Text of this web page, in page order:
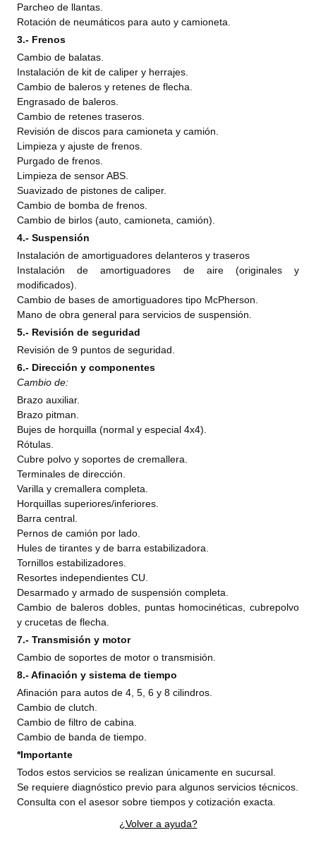
Parcheo de llantas.
Rotación de neumáticos para auto y camioneta.
3.- Frenos
Cambio de balatas.
Instalación de kit de caliper y herrajes.
Cambio de baleros y retenes de flecha.
Engrasado de baleros.
Cambio de retenes traseros.
Revisión de discos para camioneta y camión.
Limpieza y ajuste de frenos.
Purgado de frenos.
Limpieza de sensor ABS.
Suavizado de pistones de caliper.
Cambio de bomba de frenos.
Cambio de birlos (auto, camioneta, camión).
4.- Suspensión
Instalación de amortiguadores delanteros y traseros
Instalación de amortiguadores de aire (originales y
modificados).
Cambio de bases de amortiguadores tipo McPherson.
Mano de obra general para servicios de suspensión.
5.- Revisión de seguridad
Revisión de 9 puntos de seguridad.
6.- Dirección y componentes
Cambio de:
Brazo auxiliar.
Brazo pitman.
Bujes de horquilla (normal y especial 4x4).
Rótulas.
Cubre polvo y soportes de cremallera.
Terminales de dirección.
Varilla y cremallera completa.
Horquillas superiores/inferiores.
Barra central.
Pernos de camión por lado.
Hules de tirantes y de barra estabilizadora.
Tornillos estabilizadores.
Resortes independientes CU.
Desarmado y armado de suspensión completa.
Cambio de baleros dobles, puntas homocinéticas, cubrepolvo
y crucetas de flecha.
7.- Transmisión y motor
Cambio de soportes de motor o transmisión.
8.- Afinación y sistema de tiempo
Afinación para autos de 4, 5, 6 y 8 cilindros.
Cambio de clutch.
Cambio de filtro de cabina.
Cambio de banda de tiempo.
*Importante
Todos estos servicios se realizan únicamente en sucursal.
Se requiere diagnóstico previo para algunos servicios técnicos.
Consulta con el asesor sobre tiempos y cotización exacta.
¿Volver a ayuda?